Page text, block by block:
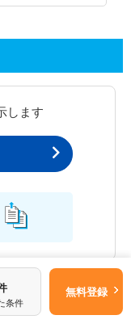
します
条件
無料登録